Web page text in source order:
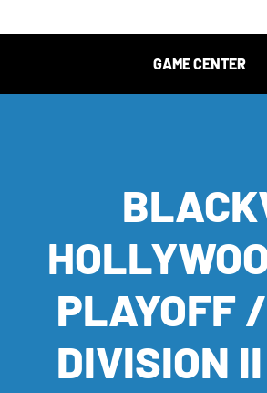
GAME CENTER
PLAYOFF
DIVISION